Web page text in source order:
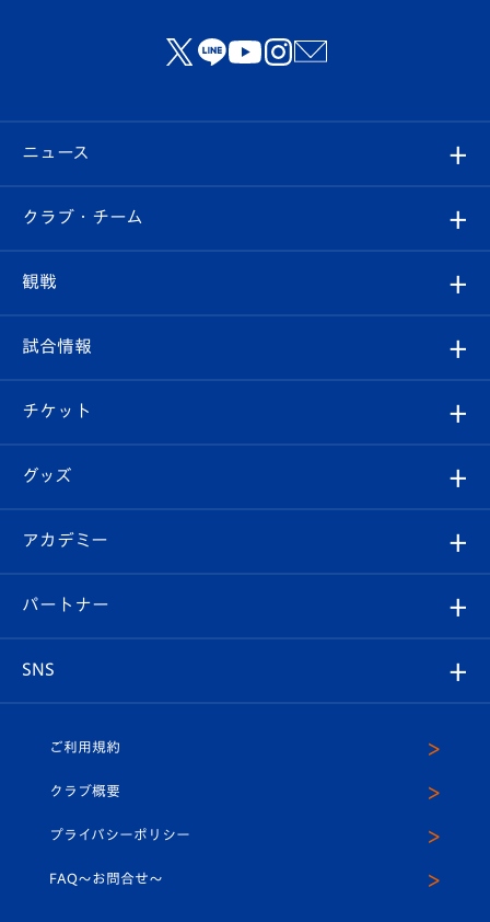
ニュース
すべて
クラブ
試合情報
チケット
イベント
メディア
ホームタウン
クラブ・チーム
クラブ概要
エンブレム紹介
スタッフプロフィール
マスコット紹介
平和祈念活動
観戦
観戦ルール
はじめての観戦ガイド
Revive Team
ヴィヴィくんの長崎おもてなしガイド
試合情報
試合日程/結果
フォトギャラリー
スタジアムグルメ
チケット
チケット
V-LOVERS（ファンクラブ）
プレイヤーズスイート
グッズ
オンラインショップ
店舗情報
アカデミー
育成からのお知らせ
U-18
スクール
パートナー
SNS
ヴィヴィくんインスタグラム
公式LINE＠
ご利用規約
クラブ概要
プライバシーポリシー
FAQ〜お問合せ〜